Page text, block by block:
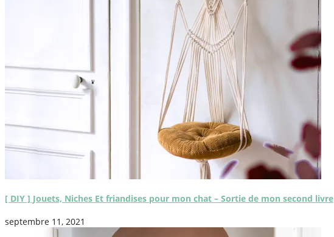
[ DIY ] Jouets, Niches Et friandises pour mon chat – Sortie de mon second livre
septembre 11, 2021